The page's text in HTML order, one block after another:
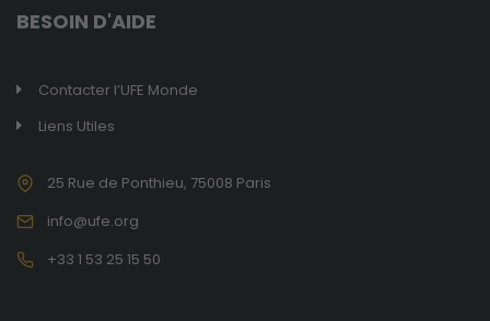
BESOIN D'AIDE
Contacter l’UFE Monde
Liens Utiles
25 Rue de Ponthieu, 75008 Paris
info@ufe.org
+33 1 53 25 15 50